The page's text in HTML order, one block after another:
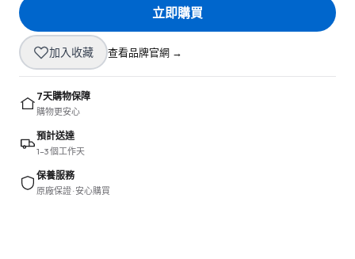
立即購買
加入收藏 查看品牌官網 →
7天購物保障
購物更安心
預計送達
1–3 個工作天
保養服務
原廠保證 · 安心購買